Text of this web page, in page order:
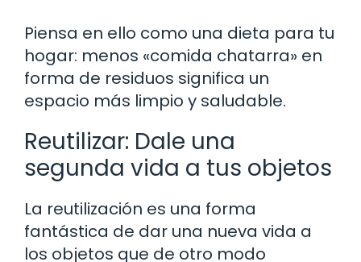
Piensa en ello como una dieta para tu
hogar: menos «comida chatarra» en
forma de residuos significa un
espacio más limpio y saludable.
Reutilizar: Dale una
segunda vida a tus objetos
La reutilización es una forma
fantástica de dar una nueva vida a
los objetos que de otro modo